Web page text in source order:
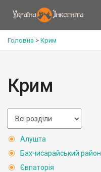
Головна > Крим
Крим
Алушта
Бахчисарайський район
Євпаторія